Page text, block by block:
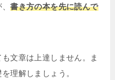
、書き方の本を先に読んで
文章は上達しません。ま
理解しましょう。